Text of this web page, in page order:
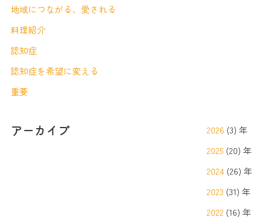
地域につながる、愛される
料理紹介
認知症
認知症を希望に変える
重要
アーカイブ 2026 (3) 年
2025 (20) 年
2024 (26) 年
2023 (31) 年
2022 (16) 年